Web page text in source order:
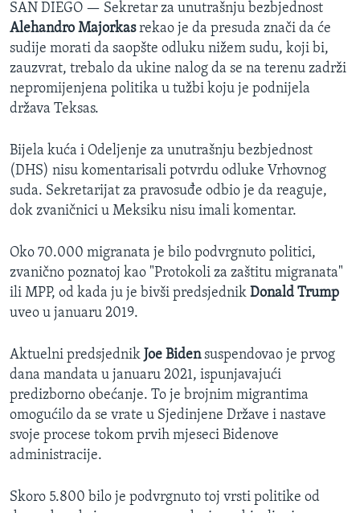
SAN DIEGO — Sekretar za unutrašnju bezbjednost
Alehandro Majorkasrekao je da presuda znači da će
sudije morati da saopšte odluku nižem sudu, koji bi,
zauzvrat, trebalo da ukine nalog da se na terenu zadrži
nepromijenjena politika u tužbi koju je podnijela
država Teksas.
Bijela kuća i Odeljenje za unutrašnju bezbjednost
(DHS) nisu komentarisali potvrdu odluke Vrhovnog
suda. Sekretarijat za pravosuđe odbio je da reaguje,
dok zvaničnici u Meksiku nisu imali komentar.
Oko 70.000 migranata je bilo podvrgnuto politici,
zvanično poznatoj kao "Protokoli za zaštitu migranata"
ili MPP, od kada ju je bivši predsjednik Donald Trump
uveo u januaru 2019.
Aktuelni predsjednik Joe Bidensuspendovao je prvog
dana mandata u januaru 2021, ispunjavajući
predizborno obećanje. To je brojnim migrantima
omogućilo da se vrate u Sjedinjene Države i nastave
svoje procese tokom prvih mjeseci Bidenove
administracije.
Skoro 5.800 bilo je podvrgnuto toj vrsti politike od